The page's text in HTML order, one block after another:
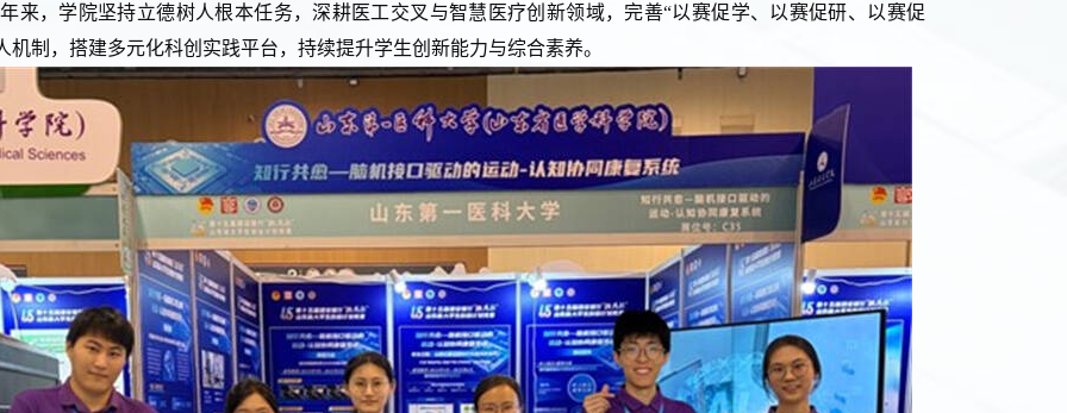
来，学院坚持立德树人根本任务，深耕医工交叉与智慧医疗创新领域，完善“以赛促学、以赛促研、以赛促
机制，搭建多元化科创实践平台，持续提升学生创新能力与综合素养。